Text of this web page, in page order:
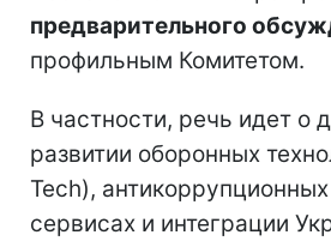
предварительного
профильным Комитетом.
В частности, речь идет о
развитии оборонных
Tech),
сервисах и интеграции